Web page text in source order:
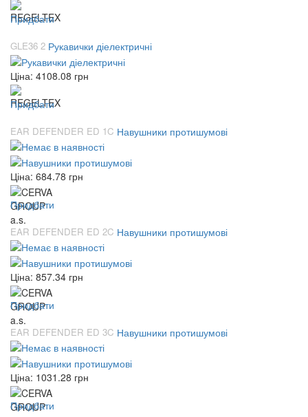
Придбати
GLE36 2 Рукавички діелектричні
Ціна: 4108.08 грн
Придбати
EAR DEFENDER ED 1C Навушники протишумові
Ціна: 684.78 грн
Придбати
EAR DEFENDER ED 2C Навушники протишумові
Ціна: 857.34 грн
Придбати
EAR DEFENDER ED 3C Навушники протишумові
Ціна: 1031.28 грн
Придбати